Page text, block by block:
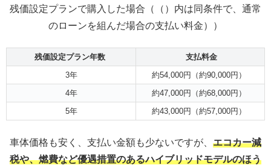
残価設定プランで購入した場合（（）内は同条件で、通常
のローンを組んだ場合の支払い料金））
残価設定プラン年数
支払料金
3年
約54,000円（約90,000円）
4年
約47,000円（約68,000円）
5年
約43,000円（約57,000円）
車体価格も安く、支払い金額も少ないですが、 エコカー減
税や、燃費など優遇措置のあるハイブリッドモデルのほう